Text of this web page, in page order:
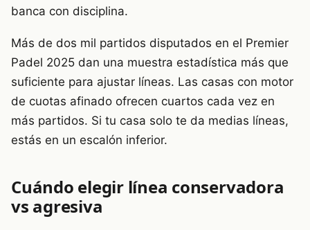
banca con disciplina.
Más de dos mil partidos disputados en el Premier
Padel 2025 dan una muestra estadística más que
suficiente para ajustar líneas. Las casas con motor
de cuotas afinado ofrecen cuartos cada vez en
más partidos. Si tu casa solo te da medias líneas,
estás en un escalón inferior.
Cuándo elegir línea conservadora
vs agresiva